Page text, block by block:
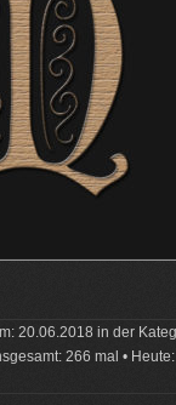
20.06.2018 in der
266 mal • Heute: